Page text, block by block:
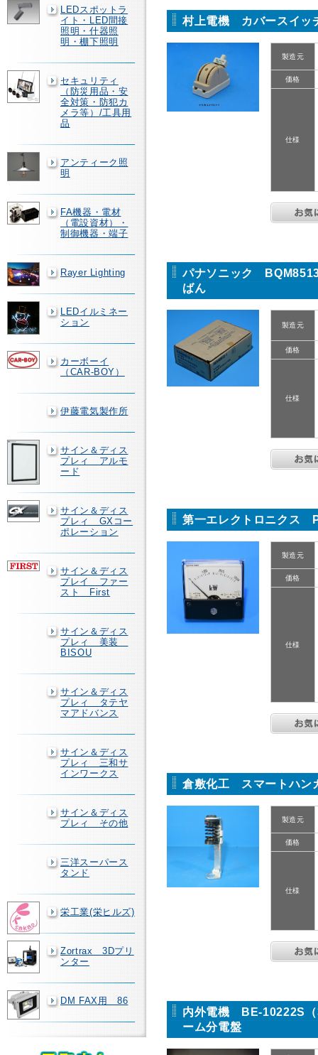
LEDスポットラ
イト・LED間接
照明・什器照
明・棚下照明
セキュリティ
（防災用品・安
全対策・防犯カ
メラ等）/工具用
品
アンティーク照
明
FA機器・電材
（電設資材）・
制御機器・端子
Rayer Lighting
LEDイルミネー
ション
カーボーイ
（CAR-BOY）
伊藤電気製作所
サイン＆ディス
プレィ アルモ
ード
サイン＆ディス
プレィ GXコー
ポレーション
サイン＆ディス
プレイ ファー
スト First
サイン＆ディス
プレィ 美装
BISOU
サイン＆ディス
プレィ タテヤ
マアドバンス
サイン＆ディス
プレィ 三和サ
インワークス
サイン＆ディス
プレィ その他
三洋スーパース
タンド
栄工業(栄ヒルズ)
Zortrax 3Dプリ
ンター
DM FAX用 86
村上電機 カバースイ
製造元
価格
仕様
パナソニック
ばん
製造元
価格
仕様
第一エレクトロニクス
製造元
価格
仕様
倉敷化工 スマートハ
製造元
価格
仕様
内外電機 BE-10222S
ーム分電盤